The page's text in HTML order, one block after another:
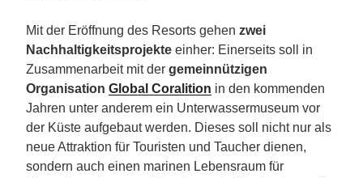
Mit der Eröffnung des Resorts gehen zwei
Nachhaltigkeitsprojekte einher: Einerseits soll in
Zusammenarbeit mit der gemeinnützigen
Organisation Global Coralition in den kommenden
Jahren unter anderem ein Unterwassermuseum vor
der Küste aufgebaut werden. Dieses soll nicht nur als
neue Attraktion für Touristen und Taucher dienen,
sondern auch einen marinen Lebensraum für